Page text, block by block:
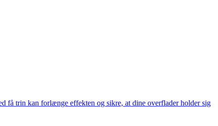
få trin kan forlænge effekten og sikre, at dine overflader holder sig